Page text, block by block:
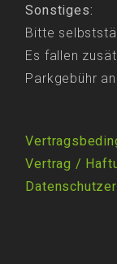
Sonstiges:
Bitte
Es fallen
Parkgebühr an
Vertrag /